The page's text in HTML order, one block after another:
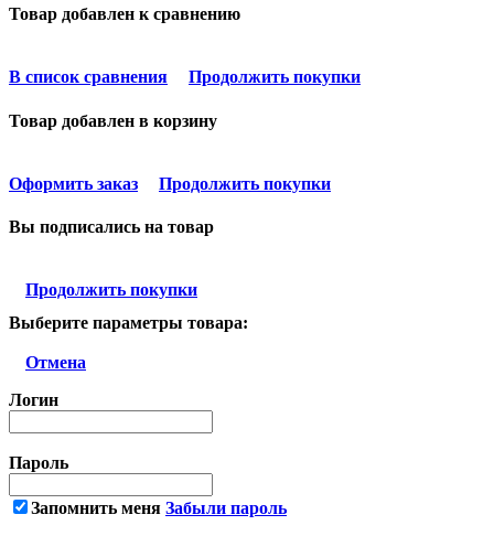
Товар добавлен к сравнению
В список сравнения Продолжить покупки
Товар добавлен в корзину
Оформить заказ Продолжить покупки
Вы подписались на товар
Продолжить покупки
Выберите параметры товара:
Отмена
Логин
Пароль
Запомнить меня Забыли пароль